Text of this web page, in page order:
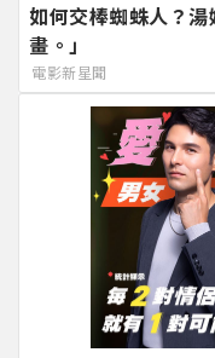
如何交棒蜘蛛人？
畫。」
電影新星聞